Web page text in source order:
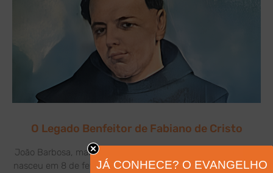
O Legado Benfeitor de Fabiano de Cristo
João Barbosa, mais conhecido como Frei Fabiano de Cristo,
nasceu em 8 de fevereiro de 1676, na freguesia de Soengas,
JÁ CONHECE? O EVANGELHO